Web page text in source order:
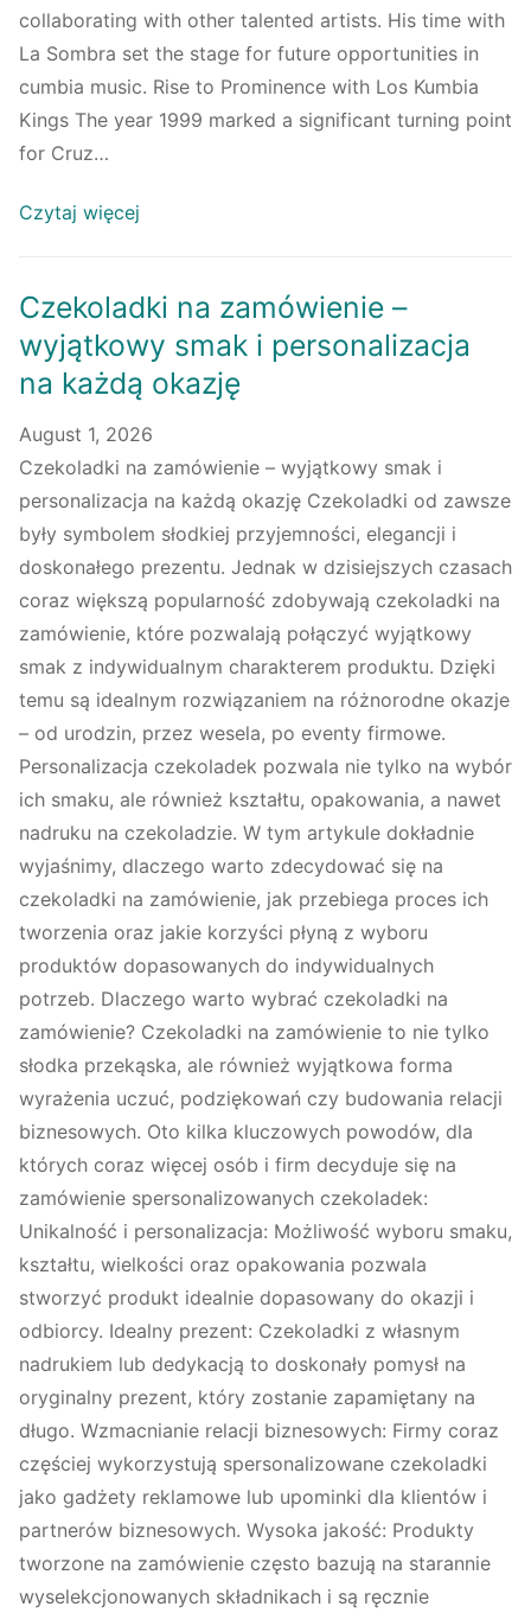
collaborating with other talented artists. His time with
La Sombra set the stage for future opportunities in
cumbia music. Rise to Prominence with Los Kumbia
Kings The year 1999 marked a significant turning point
for Cruz…
Czytaj więcej
Czekoladki na zamówienie –
wyjątkowy smak i personalizacja
na każdą okazję
August 1, 2026
Czekoladki na zamówienie – wyjątkowy smak i
personalizacja na każdą okazję Czekoladki od zawsze
były symbolem słodkiej przyjemności, elegancji i
doskonałego prezentu. Jednak w dzisiejszych czasach
coraz większą popularność zdobywają czekoladki na
zamówienie, które pozwalają połączyć wyjątkowy
smak z indywidualnym charakterem produktu. Dzięki
temu są idealnym rozwiązaniem na różnorodne okazje
– od urodzin, przez wesela, po eventy firmowe.
Personalizacja czekoladek pozwala nie tylko na wybór
ich smaku, ale również kształtu, opakowania, a nawet
nadruku na czekoladzie. W tym artykule dokładnie
wyjaśnimy, dlaczego warto zdecydować się na
czekoladki na zamówienie, jak przebiega proces ich
tworzenia oraz jakie korzyści płyną z wyboru
produktów dopasowanych do indywidualnych
potrzeb. Dlaczego warto wybrać czekoladki na
zamówienie? Czekoladki na zamówienie to nie tylko
słodka przekąska, ale również wyjątkowa forma
wyrażenia uczuć, podziękowań czy budowania relacji
biznesowych. Oto kilka kluczowych powodów, dla
których coraz więcej osób i firm decyduje się na
zamówienie spersonalizowanych czekoladek:
Unikalność i personalizacja: Możliwość wyboru smaku,
kształtu, wielkości oraz opakowania pozwala
stworzyć produkt idealnie dopasowany do okazji i
odbiorcy. Idealny prezent: Czekoladki z własnym
nadrukiem lub dedykacją to doskonały pomysł na
oryginalny prezent, który zostanie zapamiętany na
długo. Wzmacnianie relacji biznesowych: Firmy coraz
częściej wykorzystują spersonalizowane czekoladki
jako gadżety reklamowe lub upominki dla klientów i
partnerów biznesowych. Wysoka jakość: Produkty
tworzone na zamówienie często bazują na starannie
wyselekcjonowanych składnikach i są ręcznie